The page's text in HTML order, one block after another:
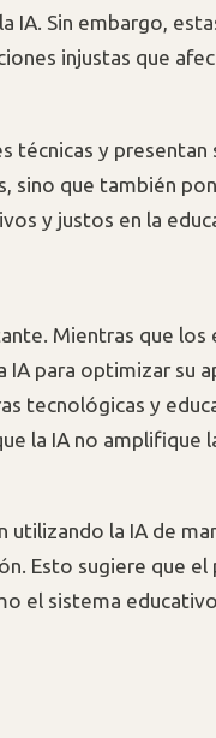
IA. Sin embargo,
injustas que
técnicas y presentan
sino que también
y justos en la
Mientras que los
para optimizar su
tecnológicas y
la IA no amplifique
la IA de
Esto sugiere que el
el sistema